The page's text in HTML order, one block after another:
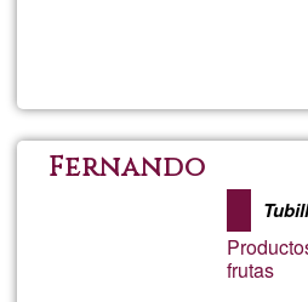
Fernando
frutas